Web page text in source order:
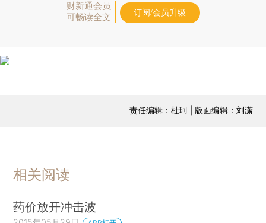
财新通会员
可畅读全文
订阅/会员升级
责任编辑：杜珂 | 版面编辑：刘潇
相关阅读
药价放开冲击波